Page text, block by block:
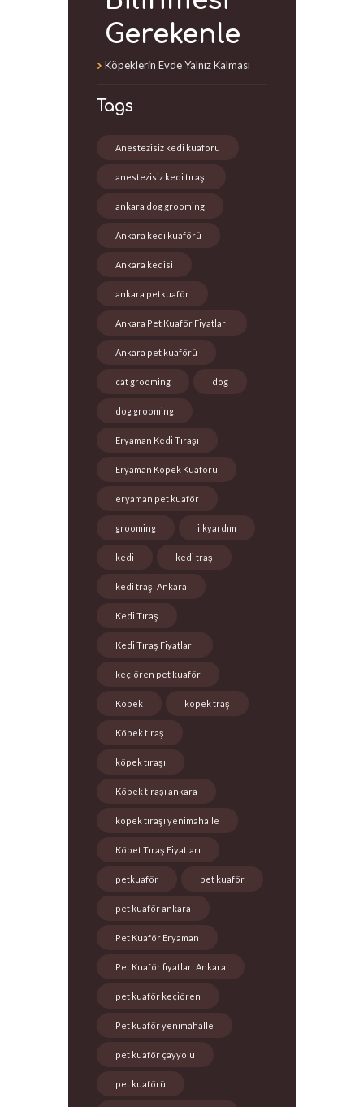
Gerekenle
Köpeklerin Evde Yalnız Kalması
Tags
Anestezisiz kedi kuaförü
anestezisiz kedi tıraşı
ankara dog grooming
Ankara kedi kuaförü
Ankara kedisi
ankara petkuaför
Ankara Pet Kuaför Fiyatları
Ankara pet kuaförü
cat grooming dog
dog grooming
Eryaman Kedi Tıraşı
Eryaman Köpek Kuaförü
eryaman pet kuaför
grooming ilkyardım
kedi kedi traş
kedi traşı Ankara
Kedi Tıraş
Kedi Tıraş Fiyatları
keçiören pet kuaför
Köpek köpek traş
Köpek tıraş
köpek tıraşı
Köpek tıraşı ankara
köpek tıraşı yenimahalle
Köpet Tıraş Fiyatları
petkuaför pet kuaför
pet kuaför ankara
Pet Kuaför Eryaman
Pet Kuaför fiyatları Ankara
pet kuaför keçiören
Pet kuaför yenimahalle
pet kuaför çayyolu
pet kuaförü